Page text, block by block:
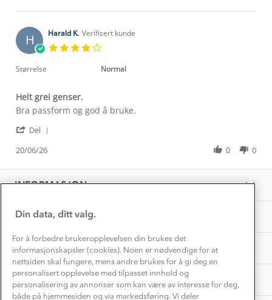
Feb
myk
Rafal
on
12
Feb
H Harald K. Verifisert kunde
rating
Størrelse Normal
Helt grei genser.
Review
Harald
on
Jun
2026
review
Helt
genser.
Bra passform og god å bruke.
Del
Harald
K.
Jun
2026
20/06/26 0 0
INFORMASJON
Kundeservice
Kontakt oss
Konkurransevinnere
Kundeklubb
Våre butikker
Bedrift, barnehage og SFO
Presse
OM OSS
Klima og miljø
Etisk handel
Inkludering
Materialer
Personvern
Samarbeide med oss?
TIPS OG RÅD
Alt du trenger til Norgesferien
Dette trenger du til barnehagen
Gravidklær
Hvordan velge riktig turtøy?
Store størrelser
Turmat oppskrifter
Beredskap
AKTIVITETER
Få turinspirasjon og tips her⛰
Overnatte utendørs⛺
Leirskole 🥾
Barnehageansatt
Tips til hyttetur
Din data, ditt valg.
For å forbedre brukeropplevelsen din brukes det
informasjonskapsler (cookies). Noen er nødvendige for at
nettsiden skal fungere, mens andre brukes for å gi deg en
personalisert opplevelse med tilpasset innhold og
personalisering av annonser som kan være av interesse for deg,
både på hjemmesiden og via markedsføring. Vi deler